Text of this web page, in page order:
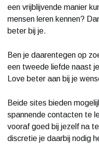
een vrijblijvende manier
mensen leren kennen?
beter bij je.
Ben je daarentegen op
een tweede liefde naast
Love beter aan bij je
Beide sites bieden
spannende contacten te
vooraf goed bij jezelf na
discretie je daarbij nodig